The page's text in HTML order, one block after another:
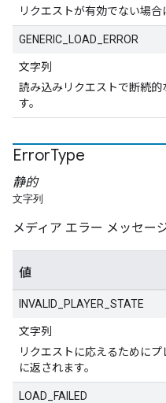
リクエストが有効でない場合
GENERIC_LOAD_ERROR
文字列
読み込みリクエストで断続
す。
ErrorType
静的
文字列
メディア エラー メッセー
値
INVALID_PLAYER_STATE
文字列
リクエストに応えるために
に返されます。
LOAD_FAILED